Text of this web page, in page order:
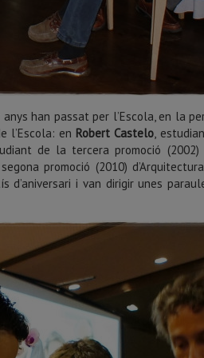
han passat per l’Escola, en la
l’Escola: en Robert Castelo,
de la tercera promoció (2002)
promoció (2010)
d’aniversari i van dirigir unes